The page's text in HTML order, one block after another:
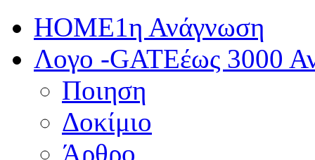
HOME1η Ανάγνωση
Λογο -GATEέως 3000
Ποιηση
Δοκίμιο
Άρθρο